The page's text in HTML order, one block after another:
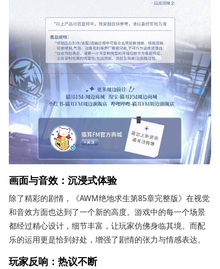
画面与音效：沉浸式体验
除了精彩的剧情，《AWM绝地求生第85章完整版》在视觉
和音效方面也达到了一个新的高度。游戏中的每一个场景
都经过精心设计，细节丰富，让玩家仿佛身临其境。而配
乐的运用更是恰到好处，增强了剧情的张力与情感表达。
玩家反响：热议不断